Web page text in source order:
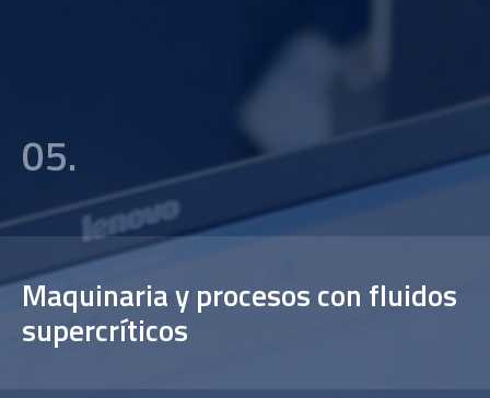
05.
Maquinaria y procesos con fluidos
supercríticos